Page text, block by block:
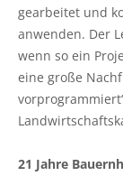
ELER
Beratung
Beratung
gearbeitet und
anwenden. Der
wenn so ein
eine große
21 Jahre